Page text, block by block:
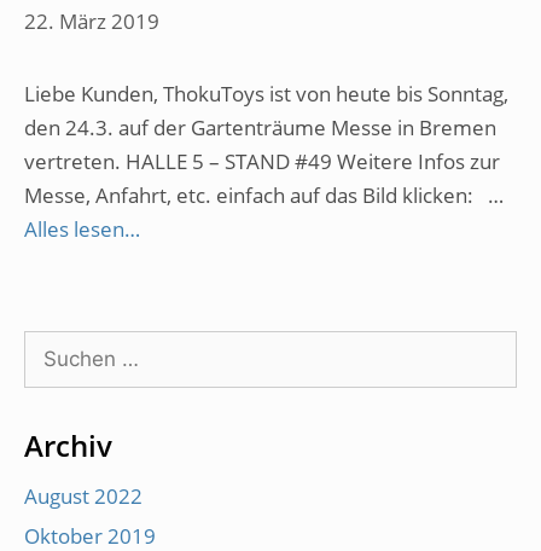
22. März 2019
Liebe Kunden, ThokuToys ist von heute bis Sonntag,
den 24.3. auf der Gartenträume Messe in Bremen
vertreten. HALLE 5 – STAND #49 Weitere Infos zur
Messe, Anfahrt, etc. einfach auf das Bild klicken: …
Alles lesen…
Suche
nach:
Archiv
August 2022
Oktober 2019